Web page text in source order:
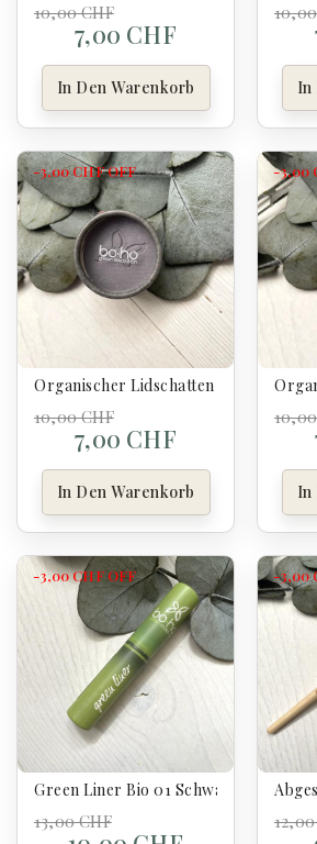
10,00 CHF
7,00 CHF
In Den Warenkorb In
Organischer Lidschatten Nacrée 216
10,00 CHF
-3,00 CHFOFF
7,00 CHF
In Den Warenkorb
-3,00
In
Green Liner Bio 01 Schwarz - Boho
13,00 CHF
-3,00 CHF OFF -3,00